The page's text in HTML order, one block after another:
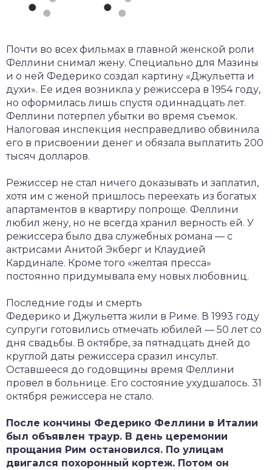
Почти во всех фильмах в главной женской роли
Феллини снимал жену. Специально для Мазины
и о ней Федерико создал картину «Джульетта и
духи». Ее идея возникла у режиссера в 1954 году,
но оформилась лишь спустя одиннадцать лет.
Феллини потерпел убытки во время съемок.
Налоговая инспекция несправедливо обвинила
его в присвоении денег и обязала выплатить 200
тысяч долларов.
Режиссер не стал ничего доказывать и заплатил,
хотя им с женой пришлось переехать из богатых
апартаментов в квартиру попроще. Феллини
любил жену, но не всегда хранил верность ей. У
режиссера было два служебных романа — с
актрисами Анитой Экберг и Клаудией
Кардинале. Кроме того «желтая пресса»
постоянно придумывала ему новых любовниц.
Последние годы и смерть
Федерико и Джульетта жили в Риме. В 1993 году
супруги готовились отмечать юбилей — 50 лет со
дня свадьбы. В октябре, за пятнадцать дней до
круглой даты режиссера сразил инсульт.
Оставшееся до годовщины время Феллини
провел в больнице. Его состояние ухудшалось. 31
октября режиссера не стало.
После кончины Федерико Феллини в Италии
был объявлен траур. В день церемонии
прощания Рим остановился. По улицам
двигался похоронный кортеж. Потом он